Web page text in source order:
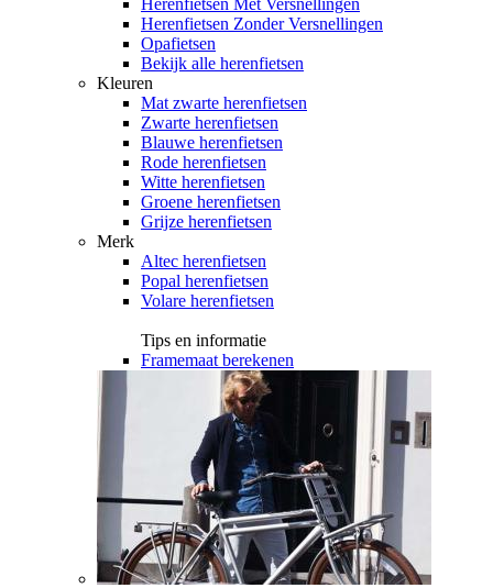
Herenfietsen Met Versnellingen
Herenfietsen Zonder Versnellingen
Opafietsen
Bekijk alle herenfietsen
Kleuren
Mat zwarte herenfietsen
Zwarte herenfietsen
Blauwe herenfietsen
Rode herenfietsen
Witte herenfietsen
Groene herenfietsen
Grijze herenfietsen
Merk
Altec herenfietsen
Popal herenfietsen
Volare herenfietsen
Tips en informatie
Framemaat berekenen